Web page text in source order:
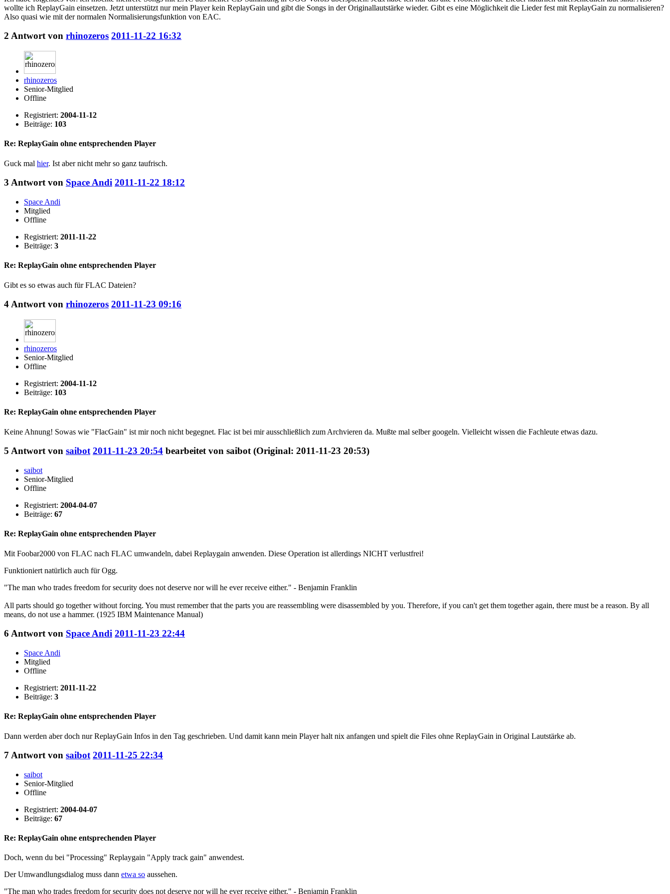
wollte ich ReplayGain einsetzen. Jetzt unterstützt nur mein Player kein ReplayGain und gibt die Songs in der Originallautstärke wieder. Gibt es eine Möglichkeit die Lieder fest mit ReplayGain zu normalisieren?
Also quasi wie mit der normalen Normalisierungsfunktion von EAC.
2 Antwort von rhinozeros 2011-11-22 16:32
rhinozeros
Senior-Mitglied
Offline
Registriert: 2004-11-12
Beiträge: 103
Re: ReplayGain ohne entsprechenden Player
Guck mal hier. Ist aber nicht mehr so ganz taufrisch.
3 Antwort von Space Andi 2011-11-22 18:12
Space Andi
Mitglied
Offline
Registriert: 2011-11-22
Beiträge: 3
Re: ReplayGain ohne entsprechenden Player
Gibt es so etwas auch für FLAC Dateien?
4Antwort von rhinozeros 2011-11-23 09:16
rhinozeros
Senior-Mitglied
Offline
Registriert: 2004-11-12
Beiträge: 103
Re: ReplayGain ohne entsprechenden Player
Keine Ahnung! Sowas wie "FlacGain" ist mir noch nicht begegnet. Flac ist bei mir ausschließlich zum Archvieren da. Mußte mal selber googeln. Vielleicht wissen die Fachleute etwas dazu.
5 Antwort von saibot 2011-11-23 20:54 bearbeitet von saibot (Original: 2011-11-23 20:53)
saibot
Senior-Mitglied
Offline
Registriert: 2004-04-07
Beiträge: 67
Re: ReplayGain ohne entsprechenden Player
Mit Foobar2000 von FLAC nach FLAC umwandeln, dabei Replaygain anwenden. Diese Operation ist allerdings NICHT verlustfrei!
Funktioniert natürlich auch für Ogg.
"The man who trades freedom for security does not deserve nor will he ever receive either." - Benjamin Franklin
All parts should go together without forcing. You must remember that the parts you are reassembling were disassembled by you. Therefore, if you can't get them together again, there must be a reason. By all
means, do not use a hammer. (1925 IBM Maintenance Manual)
6 Antwort von Space Andi 2011-11-23 22:44
Space Andi
Mitglied
Offline
Registriert: 2011-11-22
Beiträge: 3
Re: ReplayGain ohne entsprechenden Player
Dann werden aber doch nur ReplayGain Infos in den Tag geschrieben. Und damit kann mein Player halt nix anfangen und spielt die Files ohne ReplayGain in Original Lautstärke ab.
7 Antwort von saibot 2011-11-25 22:34
saibot
Senior-Mitglied
Offline
Registriert: 2004-04-07
Beiträge: 67
Re: ReplayGain ohne entsprechenden Player
Doch, wenn du bei "Processing" Replaygain "Apply track gain" anwendest.
Der Umwandlungsdialog muss dann etwa so aussehen.
"The man who trades freedom for security does not deserve nor will he ever receive either." - Benjamin Franklin